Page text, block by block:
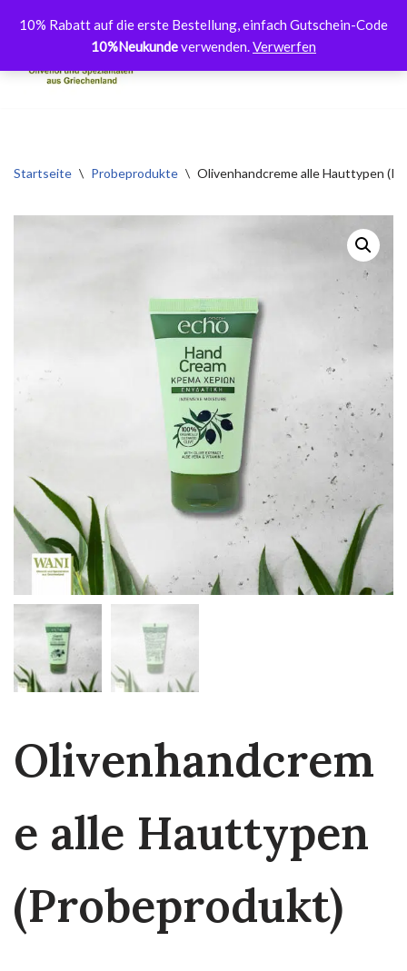
10% Rabatt auf die erste Bestellung, einfach Gutschein-Code
10%Neukundeverwenden.Verwerfen
Inhalt
Startseite \ Probeprodukte \ Olivenhandcreme alle Hauttypen
Olivenhandcrem
e alle Hauttypen
(Probeprodukt)